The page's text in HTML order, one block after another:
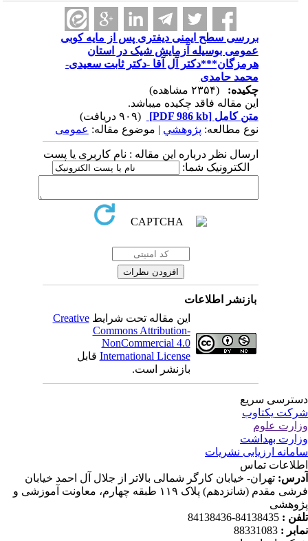
بررسی سطح ایمنی دیفتری پس از مایه کوبی
عمومی بوسیله آزمایش شیک در استان
هرمزگان***دکتر آل آقا -دکتر ثابت سعیدی-
محمد حامدی
چکیده:
این مقاله فاقد چکیده می​باشد.
متن کامل[PDF 986 kb]
نوع مطالعه:پژوهشي| موضوع مقاله:عمومى
ارسال نظر درباره این مقاله : نام کاربری یا پست
الکترونیک شما:
بازنشر اطلاعات
این مقاله تحت شرایطCreative
Commons Attribution-
NonCommercial 4.0
International Licenseقابل
بازنشر است.
سریع
یکتاوب
علوم
بهداشت
ارزیابی نشریات
تماس
تهران- خیابان کارگر شمالی بالاتر از جلال آل احمد خیابان
فرشی مقدم (شانزدهم) پلاک ۱۱۹ طبقه چهارم، معاونت آموزشی و
:
84138435-84138436
:
88331083